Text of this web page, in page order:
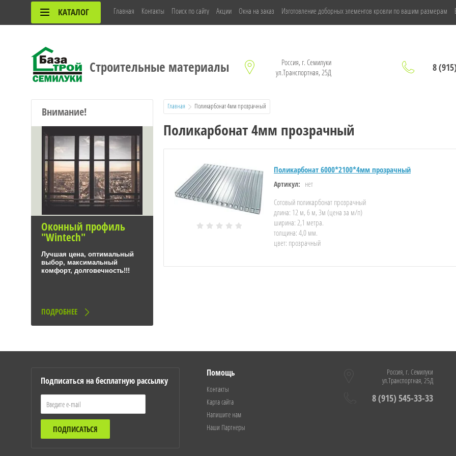
КАТАЛОГ Главная Контакты Поиск по сайту Акции Окна на заказ Изготовление доборных элементов кровли по вашим размерам
Строительные материалы
Россия, г. Семилуки
ул.Транспортная, 25Д
8
Внимание!
Оконный профиль
"Wintech"
Лучшая цена, оптимальный
выбор, максимальный
комфорт, долговечность!!!
ПОДРОБНЕЕ
Главная
  Поликарбонат 4мм прозрачный
Поликарбонат 4мм прозрачный
Поликарбонат 6000*2100*4мм прозрачный
Артикул: нет
Сотовый поликарбонат прозрачный
длина: 12 м, 6 м, 3м (цена за м/п)
ширина: 2,1 метра.
толщина: 4,0 мм.
цвет: прозрачный
Подписаться на бесплатную рассылку
ПОДПИСАТЬСЯ
Помощь
Контакты
Карта сайта
Напишите нам
Наши Партнеры
Россия, г. Семилуки
ул.Транспортная, 25Д
8 (915) 545-33-33